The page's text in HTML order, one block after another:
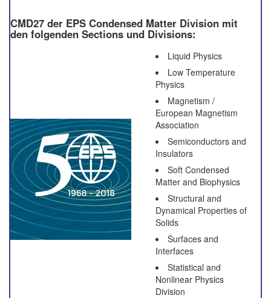
CMD27 der EPS Condensed Matter Division mit
den folgenden Sections und Divisions:
Liquid Physics
Low Temperature
Physics
Magnetism /
European Magnetism
Association
Semiconductors and
Insulators
Soft Condensed
Matter and Biophysics
Structural and
Dynamical Properties of
Solids
Surfaces and
Interfaces
Statistical and
Nonlinear Physics
Division